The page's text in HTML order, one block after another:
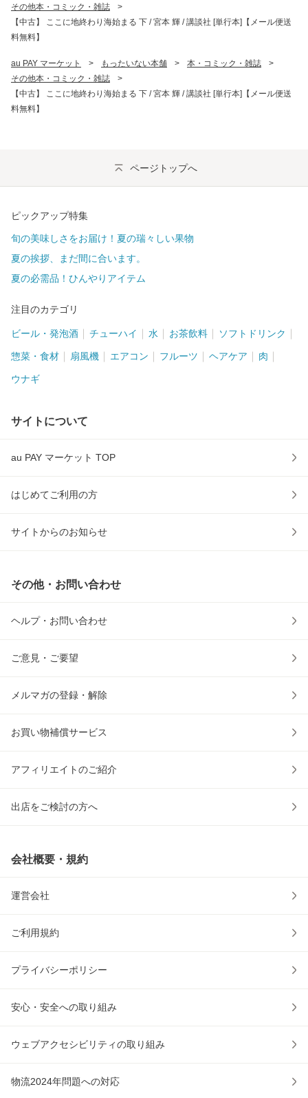
その他本・コミック・雑誌
>
【中古】 ここに地終わり海始まる 下 / 宮本 輝 / 講談社 [単行本]【メール便送
料無料】
au PAY マーケット > もったいない本舗 > 本・コミック・雑誌
>
その他本・コミック・雑誌
>
【中古】 ここに地終わり海始まる 下 / 宮本 輝 / 講談社 [単行本]【メール便送
料無料】
ページトップへ
ピックアップ特集
旬の美味しさをお届け！夏の瑞々しい果物
夏の挨拶、まだ間に合います。
夏の必需品！ひんやりアイテム
注目のカテゴリ
ビール・発泡酒 チューハイ 水 お茶飲料 ソフトドリンク
惣菜・食材 扇風機 エアコン フルーツ ヘアケア 肉
ウナギ
サイトについて
au PAY マーケット TOP
はじめてご利用の方
サイトからのお知らせ
その他・お問い合わせ
ヘルプ・お問い合わせ
ご意見・ご要望
メルマガの登録・解除
お買い物補償サービス
アフィリエイトのご紹介
出店をご検討の方へ
会社概要・規約
運営会社
ご利用規約
プライバシーポリシー
安心・安全への取り組み
ウェブアクセシビリティの取り組み
物流2024年問題への対応